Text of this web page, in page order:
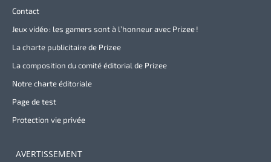
Contact
Jeux vidéo : les gamers sont à l’honneur avec Prizee !
La charte publicitaire de Prizee
La composition du comité éditorial de Prizee
Notre charte éditoriale
Page de test
Protection vie privée
AVERTISSEMENT